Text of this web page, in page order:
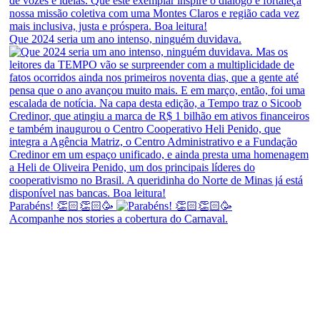
Que 2024 seria um ano intenso, ninguém duvidava.
Parabéns! 👏🏻👏🏻🥳
Acompanhe nos stories a cobertura do Carnaval.